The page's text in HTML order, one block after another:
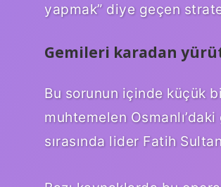
yapmak” diye geçen
Gemileri karadan
Bu sorunun içinde küçük
muhtemelen
sırasında lider Fatih